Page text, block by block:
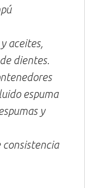
aceites,
dientes.
espuma
y